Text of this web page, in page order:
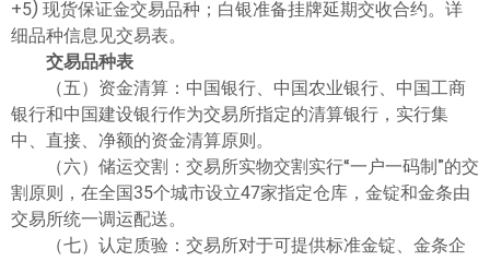
+5) 现货保证金交易品种；白银准备挂牌延期交收合约。详
细品种信息见交易表。
交易品种表
（五）资金清算：中国银行、中国农业银行、中国工商
银行和中国建设银行作为交易所指定的清算银行，实行集
中、直接、净额的资金清算原则。
（六）储运交割：交易所实物交割实行“一户一码制”的交
割原则，在全国35个城市设立47家指定仓库，金锭和金条由
交易所统一调运配送。
（七）认定质验：交易所对于可提供标准金锭、金条企